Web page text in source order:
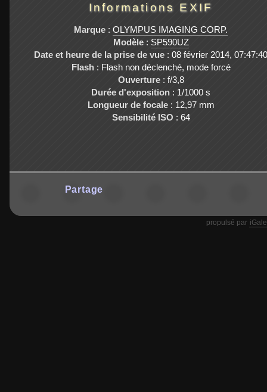
Informations EXIF
Marque : OLYMPUS IMAGING CORP.
Modèle: SP590UZ
Date et heure de la prise de vue : 08 février 2014, 07:47:40
Flash: Flash non déclenché, mode forcé
Ouverture: f/3,8
Durée d'exposition : 1/1000 s
Longueur de focale: 12,97 mm
Sensibilité ISO : 64
Partage
propulsé par